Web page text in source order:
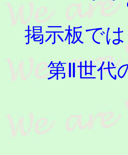
掲示板で
第Ⅱ世代